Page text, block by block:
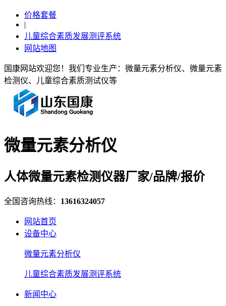
价格套餐
|
儿童综合素质发展测评系统
网站地图
国康网站欢迎您！我们专业生产：微量元素分析仪、微量元素
检测仪、儿童综合素质测试仪等
微量元素分析仪
人体微量元素检测仪器厂家/品牌/报价
全国咨询热线： 13616324057
网站首页
设备中心
微量元素分析仪
儿童综合素质发展测评系统
新闻中心